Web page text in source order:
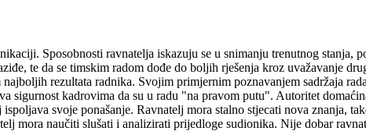
Sposobnosti ravnatelja iskazuju se u snimanju trenutnog stanja,
te da se timskim radom dođe do boljih rješenja kroz uvažavanje
rezultata radnika. Svojim primjernim poznavanjem sadržaja
kadrovima da su u radu "na pravom putu". Autoritet
svoje ponašanje. Ravnatelj mora stalno stjecati nova znanja,
mora naučiti slušati i analizirati prijedloge sudionika. Nije dobar